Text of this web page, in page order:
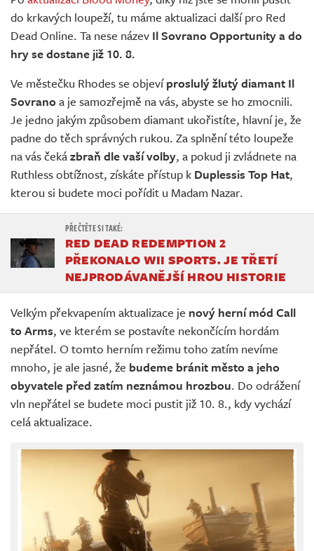
Živě
do krkavých loupeží, tu máme aktualizaci další pro Red
Dead Online. Ta nese název Il Sovrano Opportunity a do
hry se dostane již 10. 8.
Ve městečku Rhodes se objevíproslulý žlutý diamant Il
Sovrano a je samozřejmě na vás, abyste se ho zmocnili.
Je jedno jakým způsobem diamant ukořistíte, hlavní je, že
padne do těch správných rukou. Za splnění této loupeže
na vás čekázbraň dle vaší volby, a pokud ji zvládnete na
Ruthless obtížnost, získáte přístup k Duplessis Top Hat,
kterou si budete moci pořídit u Madam Nazar.
RED DEAD REDEMPTION 2
PŘEKONALO WII SPORTS. JE TŘETÍ
NEJPRODÁVANĚJŠÍ HROU HISTORIE
Velkým překvapením aktualizace je nový herní mód Call
to Arms, ve kterém se postavíte nekončícím hordám
nepřátel. O tomto herním režimu toho zatím nevíme
mnoho, je ale jasné, že budeme bránit město a jeho
obyvatele před zatím neznámou hrozbou. Do odrážení
vln nepřátel se budete moci pustit již 10. 8., kdy vychází
celá aktualizace.